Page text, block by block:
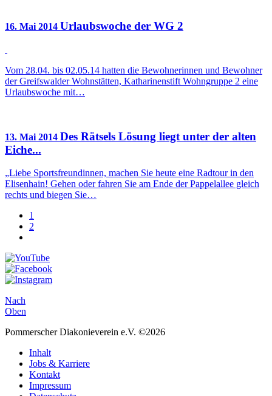
16. Mai 2014 Urlaubswoche der WG 2
Vom 28.04. bis 02.05.14 hatten die Bewohnerinnen und Bewohner
der Greifswalder Wohnstätten, Katharinenstift Wohngruppe 2 eine
Urlaubswoche mit…
13. Mai 2014 Des Rätsels Lösung liegt unter der alten
Eiche...
„Liebe Sportsfreundinnen, machen Sie heute eine Radtour in den
Elisenhain! Gehen oder fahren Sie am Ende der Pappelallee gleich
rechts und biegen Sie…
1
2
Nach
Oben
Pommerscher Diakonieverein e.V. ©2026
Inhalt
Jobs & Karriere
Kontakt
Impressum